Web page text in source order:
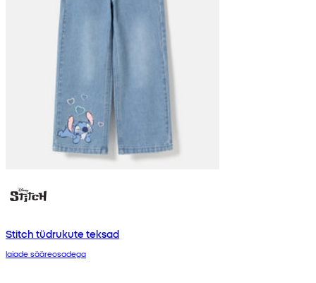
Stitch tüdrukute teksad
laiade sääreosadega